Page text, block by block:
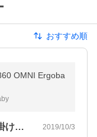
おすすめ順
OMNI Ergoba
価格が高かったのと、肩から斜め掛けの物… 2019/10/3